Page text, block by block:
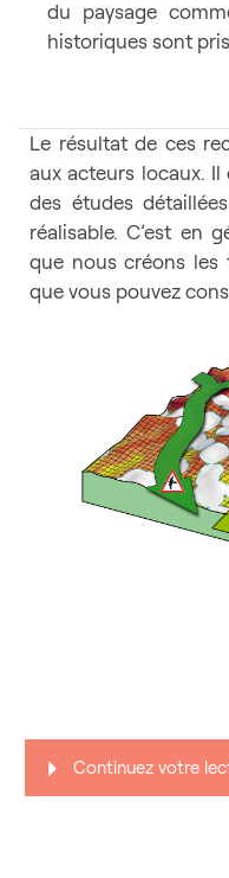
du paysage
historiques sont
Le résultat de ces
aux acteurs locaux.
des études
réalisable. C’est en
que nous créons les
que vous pouvez
Continuez votre